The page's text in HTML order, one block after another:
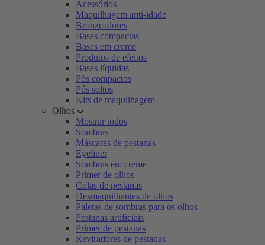
Acessórios
Maquilhagem anti-idade
Bronzeadores
Bases compactas
Bases em creme
Produtos de efeitos
Bases líquidas
Pós compactos
Pós soltos
Kits de maquilhagem
Olhos
Mostrar todos
Sombras
Máscaras de pestanas
Eyeliner
Sombras em creme
Primer de olhos
Colas de pestanas
Desmaquilhantes de olhos
Paletas de sombras para os olhos
Pestanas artificiais
Primer de pestanas
Reviradores de pestanas